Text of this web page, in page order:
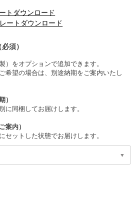
トダウンロード
ートダウンロード
必須）
）をオプションで追加できます。
希望の場合は、別途納期をご案内いたし
）
に同梱してお届けします。
案内）
セットした状態でお届けします。